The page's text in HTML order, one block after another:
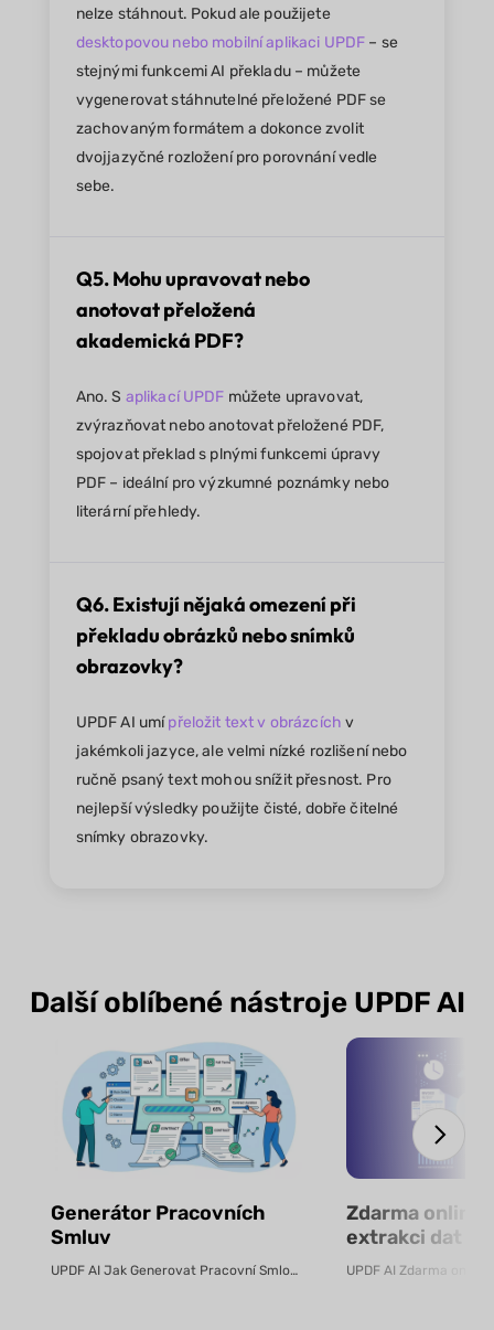
nelze stáhnout. Pokud ale použijete
desktopovou nebo mobilní aplikaci UPDF – se
stejnými funkcemi AI překladu – můžete
vygenerovat stáhnutelné přeložené PDF se
zachovaným formátem a dokonce zvolit
dvojjazyčné rozložení pro porovnání vedle
sebe.
Q5. Mohu upravovat nebo
anotovat přeložená
akademická PDF?
Ano. S aplikací UPDF můžete upravovat,
zvýrazňovat nebo anotovat přeložené PDF,
spojovat překlad s plnými funkcemi úpravy
PDF – ideální pro výzkumné poznámky nebo
literární přehledy.
Q6. Existují nějaká omezení při
překladu obrázků nebo snímků
obrazovky?
UPDF AI umípřeložit text v obrázcích v
jakémkoli jazyce, ale velmi nízké rozlišení nebo
ručně psaný text mohou snížit přesnost. Pro
nejlepší výsledky použijte čisté, dobře čitelné
snímky obrazovky.
Další oblíbené nástroje UPDF AI
Generátor Pracovních
Smluv
UPDF AI Jak Generovat Pracovní Smlouvy Online Vytvořte právně podlože...
Zdarma online
extrakci dat z
pomocí AI